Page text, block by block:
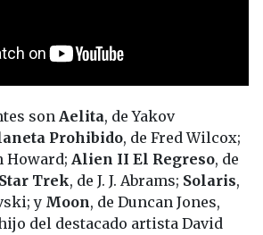
son Aelita, de Yakov
Prohibido, de Fred Wilcox;
Howard; Alien II El Regreso, de
Star Trek, de J. J. Abrams; Solaris,
y Moon, de Duncan Jones,
del destacado artista David